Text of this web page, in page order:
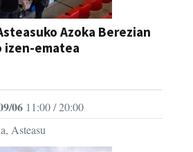
Azoka Berezian
izen-ematea
06 11:00 / 20:00
Asteasu